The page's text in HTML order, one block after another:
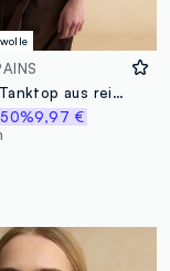
Weißes Tanktop aus reiner Baumwolle in Häkeloptik
9,97 €